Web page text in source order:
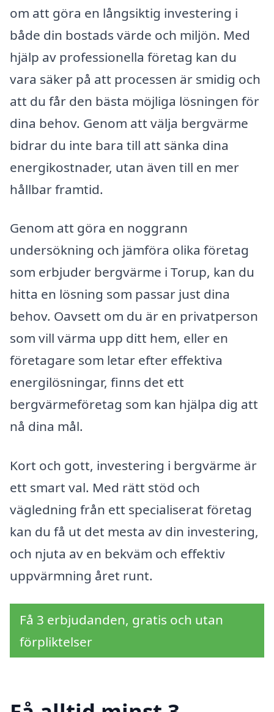
om att göra en långsiktig investering i
både din bostads värde och miljön. Med
hjälp av professionella företag kan du
vara säker på att processen är smidig och
att du får den bästa möjliga lösningen för
dina behov. Genom att välja bergvärme
bidrar du inte bara till att sänka dina
energikostnader, utan även till en mer
hållbar framtid.
Genom att göra en noggrann
undersökning och jämföra olika företag
som erbjuder bergvärme i Torup, kan du
hitta en lösning som passar just dina
behov. Oavsett om du är en privatperson
som vill värma upp ditt hem, eller en
företagare som letar efter effektiva
energilösningar, finns det ett
bergvärmeföretag som kan hjälpa dig att
nå dina mål.
Kort och gott, investering i bergvärme är
ett smart val. Med rätt stöd och
vägledning från ett specialiserat företag
kan du få ut det mesta av din investering,
och njuta av en bekväm och effektiv
uppvärmning året runt.
Få 3 erbjudanden, gratis och utan
förpliktelser